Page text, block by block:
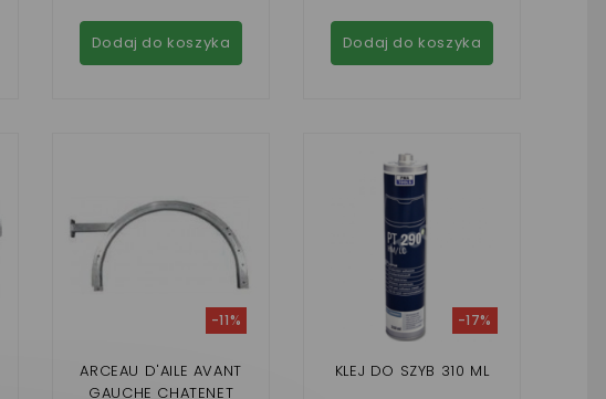
Dodaj do koszyka Dodaj do koszyka
ARCEAU D'AILE AVANT
GAUCHE CHATENET
-11%
KLEJ DO SZYB 310 ML
-17%